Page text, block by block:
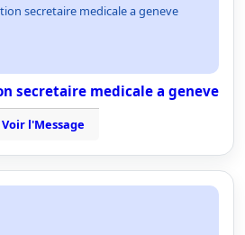
secretaire medicale a geneve
secretaire medicale a geneve
Voir l'Message